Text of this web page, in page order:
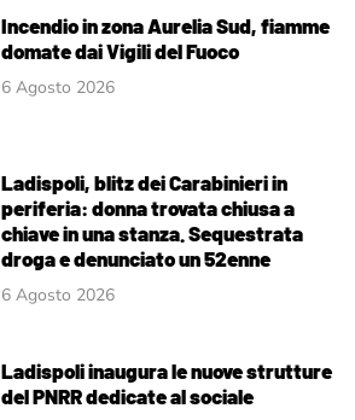
Incendio in zona Aurelia Sud, fiamme
domate dai Vigili del Fuoco
6 Agosto 2026
Ladispoli, blitz dei Carabinieri in
periferia: donna trovata chiusa a
chiave in una stanza. Sequestrata
droga e denunciato un 52enne
6 Agosto 2026
Ladispoli inaugura le nuove strutture
del PNRR dedicate al sociale